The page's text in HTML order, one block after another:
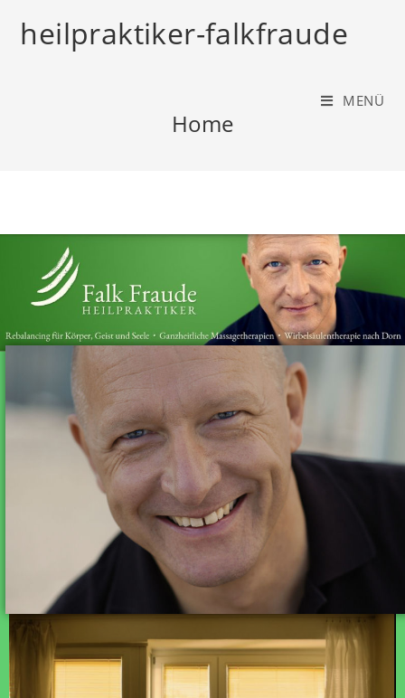
heilpraktiker-falkfraude
MENÜ
Home
Falk Fraude
Heilpraktiker Masseur Körpertherapeut
REBALACING FÜR LEIB UND SEELE